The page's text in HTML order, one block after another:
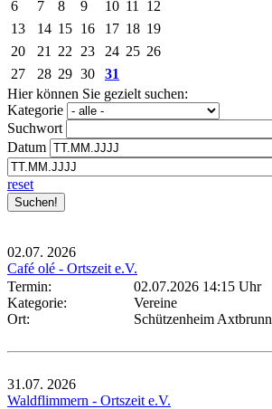
6
7 8 9 10 11
12
13
14 15 16 17 18 19
20
21 22 23 24 25 26
27
28 29 30
31
Hier können Sie gezielt suchen:
Kategorie
Suchwort
Datum
reset
02.07. 2026
Café olé - Ortszeit e.V.
Termin:
02.07.2026 14:15 Uhr
Kategorie:
Vereine
Ort:
Schützenheim Axtbrunn
31.07. 2026
Waldflimmern - Ortszeit e.V.